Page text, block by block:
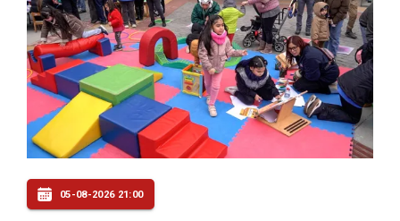
05-08-2026 21:00